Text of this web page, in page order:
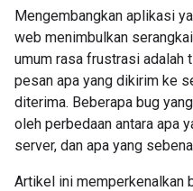
Mengembangkan aplikasi
web menimbulkan
umum rasa frustrasi adalah
pesan apa yang dikirim ke
diterima. Beberapa bug
oleh perbedaan antara apa
server, dan apa yang
Artikel ini memperkenalkan